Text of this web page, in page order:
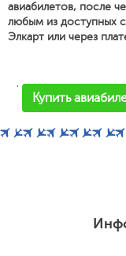
авиабилетов, после
любым из доступных
Элкарт или через
'
Купить